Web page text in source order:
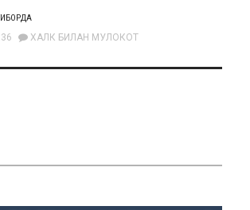
ХАЛК БИЛАН МУЛОКОТ